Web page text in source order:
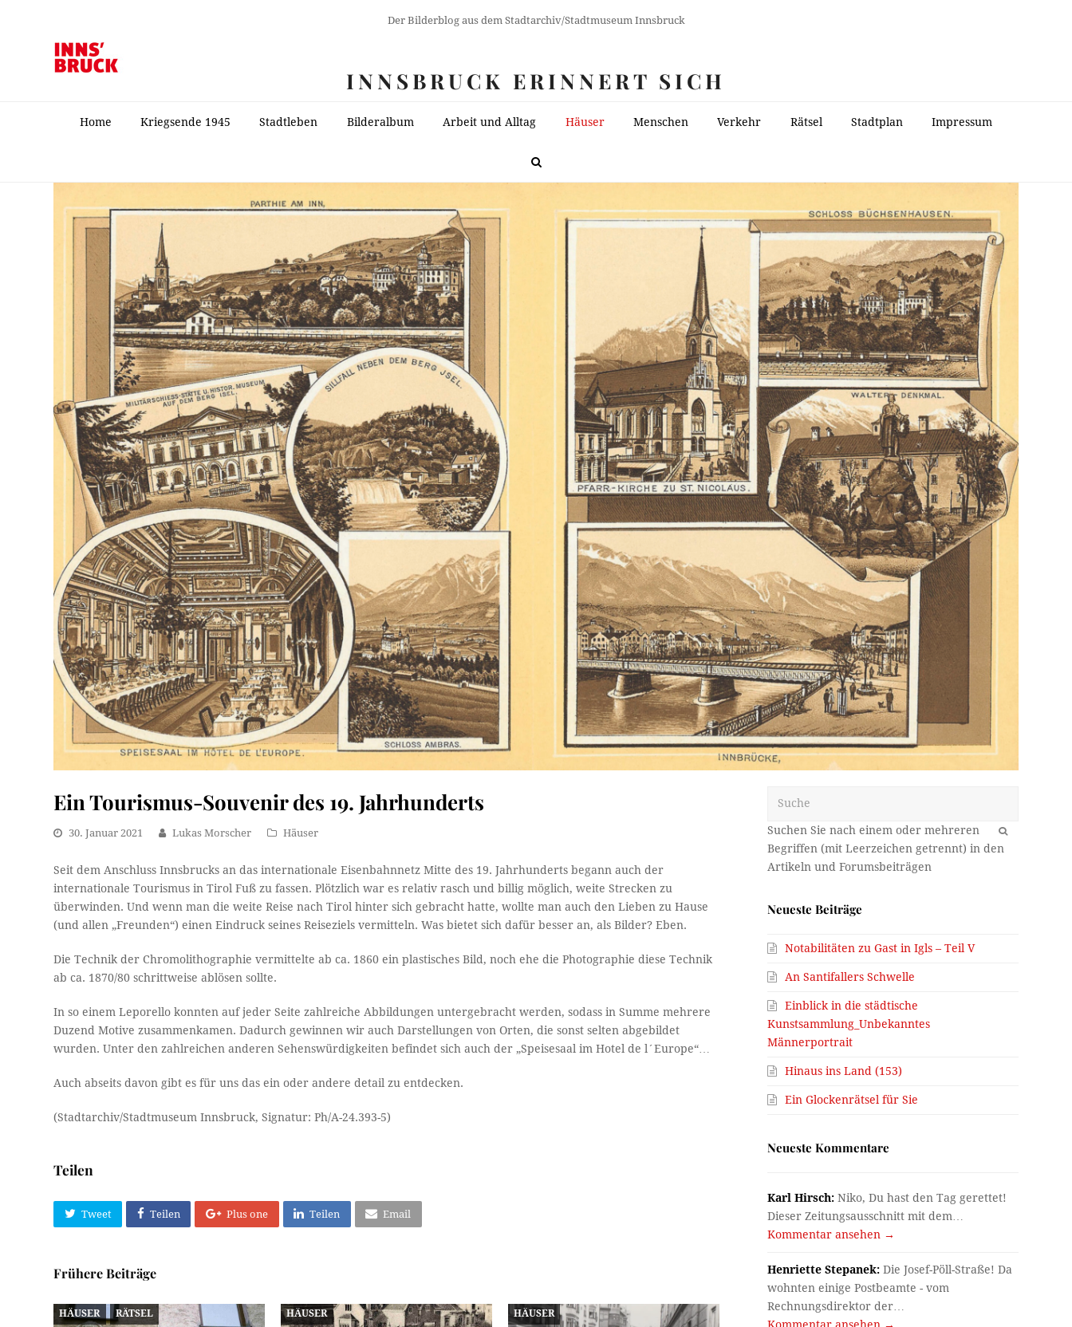
Der Bilderblog aus dem Stadtarchiv/Stadtmuseum Innsbruck
INNSBRUCK ERINNERT SICH
Home Kriegsende 1945 Stadtleben Bilderalbum Arbeit und Alltag Häuser Menschen Verkehr Rätsel Stadtplan Impressum
Ein Tourismus-Souvenir des 19. Jahrhunderts
30. Januar 2021 Lukas Morscher Häuser
Seit dem Anschluss Innsbrucks an das internationale Eisenbahnnetz Mitte des 19. Jahrhunderts begann auch der
internationale Tourismus in Tirol Fuß zu fassen. Plötzlich war es relativ rasch und billig möglich, weite Strecken zu
überwinden. Und wenn man die weite Reise nach Tirol hinter sich gebracht hatte, wollte man auch den Lieben zu Hause
(und allen „Freunden“) einen Eindruck seines Reiseziels vermitteln. Was bietet sich dafür besser an, als Bilder? Eben.
Die Technik der Chromolithographie vermittelte ab ca. 1860 ein plastisches Bild, noch ehe die Photographie diese Technik
ab ca. 1870/80 schrittweise ablösen sollte.
In so einem Leporello konnten auf jeder Seite zahlreiche Abbildungen untergebracht werden, sodass in Summe mehrere
Duzend Motive zusammenkamen. Dadurch gewinnen wir auch Darstellungen von Orten, die sonst selten abgebildet
wurden. Unter den zahlreichen anderen Sehenswürdigkeiten befindet sich auch der „Speisesaal im Hotel de l´Europe“…
Auch abseits davon gibt es für uns das ein oder andere detail zu entdecken.
(Stadtarchiv/Stadtmuseum Innsbruck, Signatur: Ph/A-24.393-5)
Teilen
Tweet Teilen Plus one Teilen Email
Frühere Beiträge
HÄUSER RÄTSEL HÄUSER HÄUSER
OK
Neueste Beiträge
Notabilitäten zu Gast in Igls – Teil V
An Santifallers Schwelle
Einblick in die städtische
Kunstsammlung_Unbekanntes
Männerportrait
Hinaus ins Land (153)
Ein Glockenrätsel für Sie
Neueste Kommentare
Karl Hirsch: Niko, Du hast den Tag gerettet!
Dieser Zeitungsausschnitt mit dem…
Kommentar ansehen →
Henriette Stepanek: Die Josef-Pöll-Straße! Da
wohnten einige Postbeamte - vom
Rechnungsdirektor der…